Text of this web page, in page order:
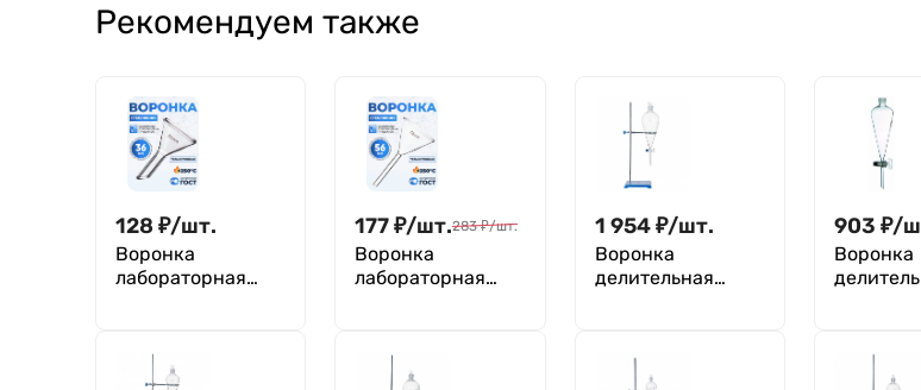
Рекомендуем также
128 ₽/шт.
Воронка
лабораторная
177₽/шт.283 ₽/шт.
Воронка
лабораторная
1 954₽/шт.
Воронка
делительная
без делений
903 ₽/
Воронка
без